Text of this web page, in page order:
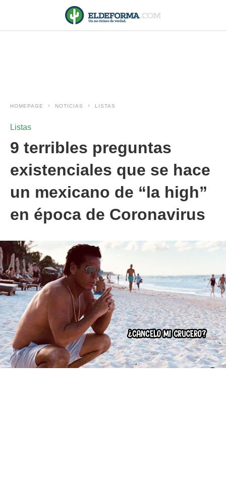
HOMEPAGE NOTICIAS LISTAS
Listas
9 terribles preguntas
existenciales que se hace
un mexicano de “la high”
en época de Coronavirus